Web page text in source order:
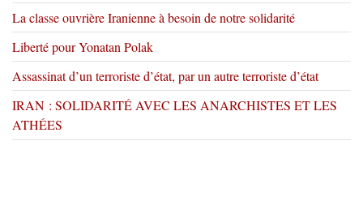
La classe ouvrière Iranienne à besoin de notre solidarité
Liberté pour Yonatan Polak
Assassinat d’un terroriste d’état, par un autre terroriste d’état
IRAN : SOLIDARITÉ AVEC LES ANARCHISTES ET LES
ATHÉES